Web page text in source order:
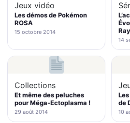
Jeux vidéo
Les démos de Pokémon
ROSA
15 octobre 2014
14
Collections
Et même des peluches
pour Méga-Ectoplasma !
29 août 2014
de
10